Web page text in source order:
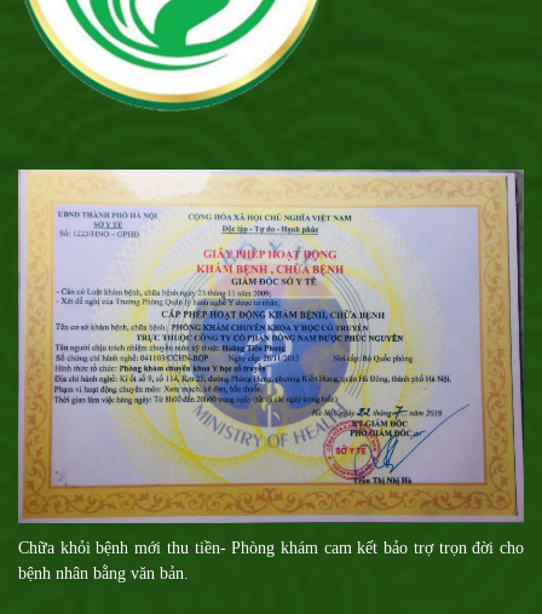
Chữa khỏi bệnh mới thu tiền- Phòng khám cam kết bảo trợ trọn đời cho
bệnh nhân bằng văn bản.